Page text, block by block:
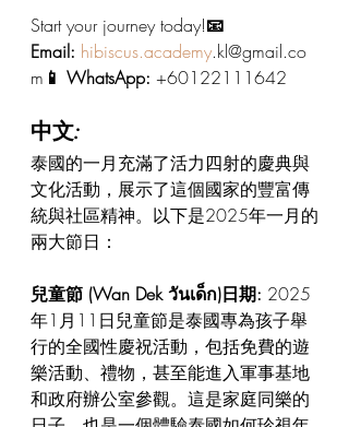
Start your journey today!📧
Email: hibiscus.academy.kl@gmail.co
m 📱 WhatsApp: +60122111642
中文:
泰國的一月充滿了活力四射的慶典與
文化活動，展示了這個國家的豐富傳
統與社區精神。以下是2025年一月的
兩大節日：
兒童節 (Wan Dek วันเด็ก)日期: 2025
年1月11日兒童節是泰國專為孩子舉
行的全國性慶祝活動，包括免費的遊
樂活動、禮物，甚至能進入軍事基地
和政府辦公室參觀。這是家庭同樂的